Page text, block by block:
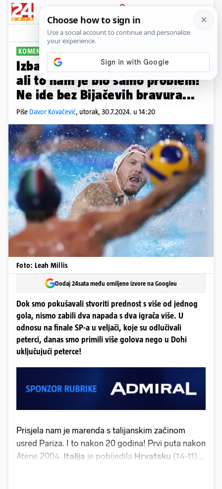
PRIJAVA
Sport Komentari
KOMENTAR PLUS+
Izbacivali Talijane kao na traci,
ali to nam je bio samo problem!
Ne ide bez Bijačevih bravura...
Piše Davor Kovačević, utorak, 30.7.2024. u 14:20
Foto: Leah Millis
Dodaj 24sata među omiljene izvore na Googleu
Dok smo pokušavali stvoriti prednost s više od jednog
gola, nismo zabili dva napada s dva igrača više. U
odnosu na finale SP-a u veljači, koje su odlučivali
peterci, danas smo primili više golova nego u Dohi
uključujući peterce!
Prisjela nam je marenda s talijanskim začinom
usred Pariza. I to nakon 20 godina! Prvi puta nakon
Atene 2004. Italija je pobijedila Hrvatsku (14-11)